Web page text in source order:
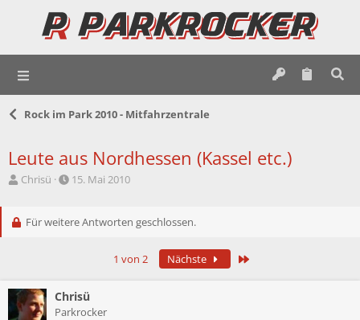
Rock im Park 2010 - Mitfahrzentrale
Leute aus Nordhessen (Kassel etc.)
E
t
r
Chrisü
E
t
a
m
15. Mai 2010
Für weitere Antworten geschlossen.
1 von 2 Nächste
Chrisü
Parkrocker